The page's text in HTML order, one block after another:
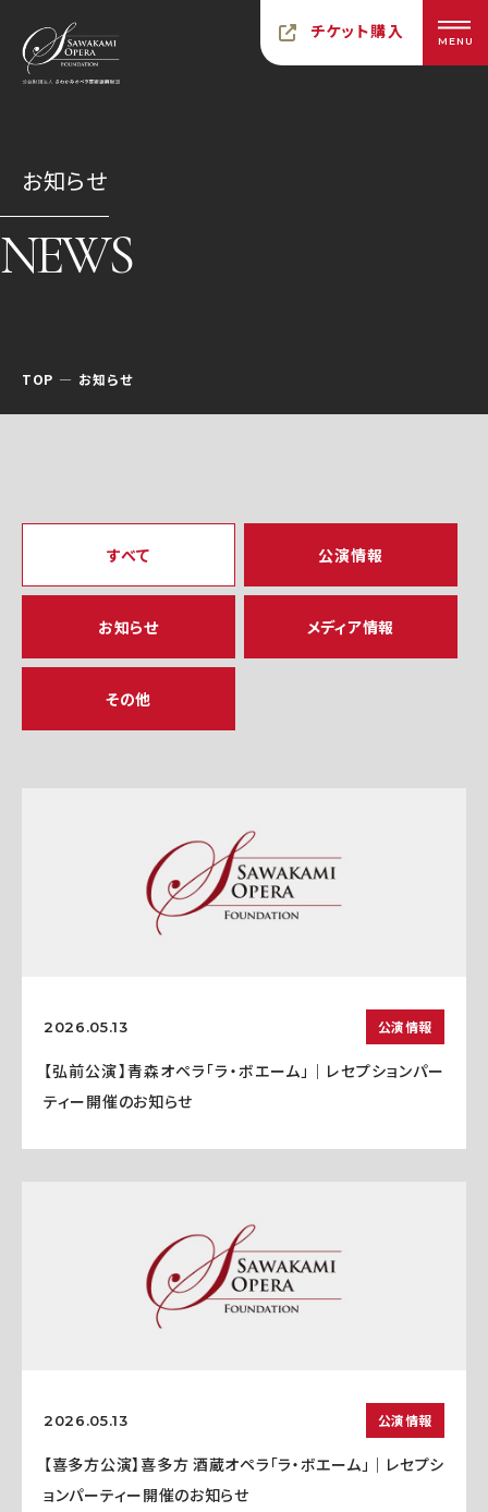
チケット購入 MENU
お知らせ
NEWS
TOP お知らせ
すべて 公演情報
お知らせ メディア情報
その他
2026.05.13 公演情報
【弘前公演】青森オペラ「ラ・ボエーム」｜レセプションパー
ティー開催のお知らせ
2026.05.13 公演情報
【喜多方公演】喜多方 酒蔵オペラ「ラ・ボエーム」｜レセプシ
ョンパーティー開催のお知らせ